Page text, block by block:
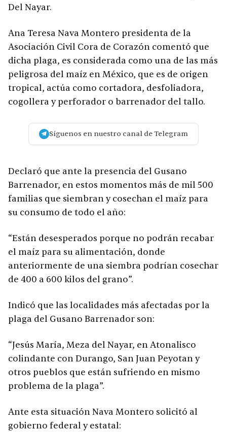
Del Nayar.
Ana Teresa Nava Montero presidenta de la
Asociación Civil Cora de Corazón comentó que
dicha plaga, es considerada como una de las más
peligrosa del maíz en México, que es de origen
tropical, actúa como cortadora, desfoliadora,
cogollera y perforador o barrenador del tallo.
Síguenos en nuestro canal de Telegram
Declaró que ante la presencia del Gusano
Barrenador, en estos momentos más de mil 500
familias que siembran y cosechan el maíz para
su consumo de todo el año:
“Están desesperados porque no podrán recabar
el maíz para su alimentación, donde
anteriormente de una siembra podrían cosechar
de 400 a 600 kilos del grano”.
Indicó que las localidades más afectadas por la
plaga del Gusano Barrenador son:
“Jesús María, Meza del Nayar, en Atonalisco
colindante con Durango, San Juan Peyotan y
otros pueblos que están sufriendo en mismo
problema de la plaga”.
Ante esta situación Nava Montero solicitó al
gobierno federal y estatal: